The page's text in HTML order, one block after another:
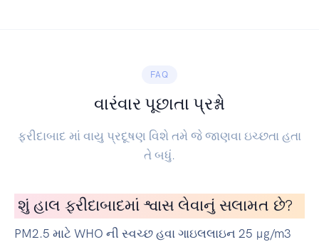
FAQ
વારંવાર પૂછાતા પ્રશ્નો
ફરીદાબાદ માં વાયુ પ્રદૂષણ વિશે તમે જે જાણવા ઇચ્છતા હતા
તે બધું.
શું હાલ ફરીદાબાદમાં શ્વાસ લેવાનું સલામત છે?
PM2.5 માટે WHO ની સ્વચ્છ હવા ગાઇલલાઇન 25 µg/m3